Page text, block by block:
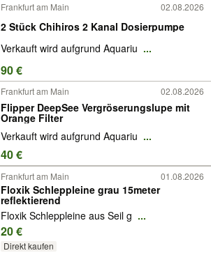
Frankfurt am Main 02.08.2026
2 Stück Chihiros 2 Kanal Dosierpumpe
Verkauft wird aufgrund Aquariu ...
90 €
Frankfurt am Main 02.08.2026
Flipper DeepSee Vergröserungslupe mit
Orange Filter
Verkauft wird aufgrund Aquariu ...
40 €
Frankfurt am Main 01.08.2026
Floxik Schleppleine grau 15meter
reflektierend
Floxik Schleppleine aus Seil g ...
20 €
Direkt kaufen